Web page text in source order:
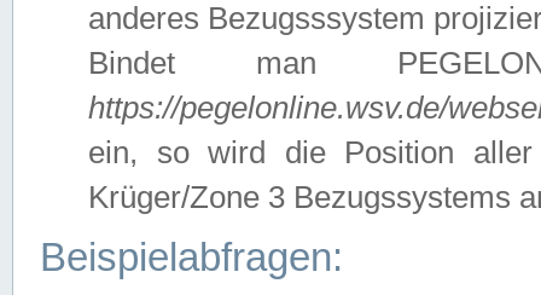
anderes Bezugsssystem
Bindet man
https://pegelonline.wsv.de/
ein, so wird die Position
Krüger/Zone 3 Bezugssystems
Beispielabfragen: